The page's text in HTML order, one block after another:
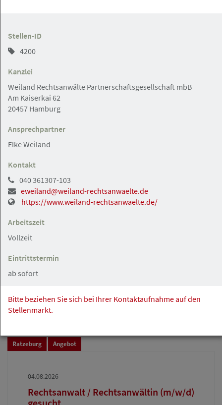
05.08.2026
Rechtsanwalt / Rechtsanwältin (m/w/d)
Öffentliches Recht in Vollzeit Dr. Heinze
& Partner
Dr. Heinze & Partner Partnerschaftsgesellschaft
04.08.2026
Rechtsanwältin / Rechtsanwalt (m/w/d)
gesucht – Mandate vorhanden,
Rechtsanwalt Kemal Su
Ratzeburg Angebot
04.08.2026
Rechtsanwalt / Rechtsanwältin (m/w/d)
Stellen-ID
4200
Kanzlei
Weiland Rechtsanwälte Partnerschaftsgesellschaft mbB
Am Kaiserkai 62
20457 Hamburg
Ansprechpartner
Elke Weiland
Kontakt
040 361307-103
eweiland@weiland-rechtsanwaelte.de
https://www.weiland-rechtsanwaelte.de/
Arbeitszeit
Vollzeit
Eintrittstermin
ab sofort
Bitte beziehen Sie sich bei Ihrer Kontaktaufnahme auf den
Stellenmarkt.